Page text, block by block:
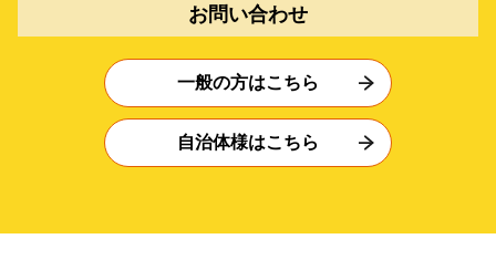
お問い合わせ
一般の方はこちら
自治体様はこちら